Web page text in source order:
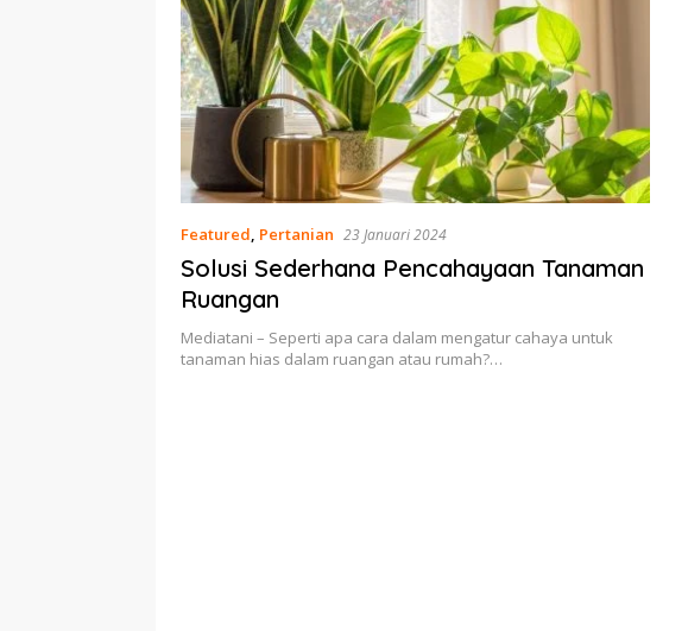
Featured, Pertanian 23 Januari 2024
Solusi Sederhana Pencahayaan Tanaman
Ruangan
Mediatani – Seperti apa cara dalam mengatur cahaya untuk
tanaman hias dalam ruangan atau rumah?…